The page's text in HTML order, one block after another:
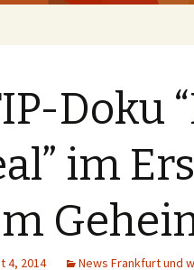
Doku
im
4, 2014 News Frankfurt und